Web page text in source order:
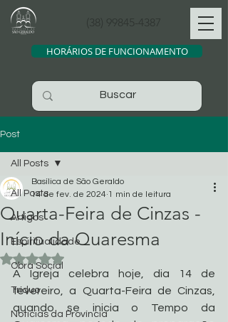
(38) 99845-4387
HORÁRIOS DE FUNCIONAMENTO
Post
All Posts
Artigos
Espiritualidade
Obra Social
Tríduo
Noticias da Província
All Posts
Quarta-Feira de Cinzas -
Início da Quaresma
Basílica de São Geraldo
14 de fev. de 2024 1 min de leitura
Avaliado com NaN de 5 estrelas.
A Igreja celebra hoje, dia 14 de
fevereiro, a Quarta-Feira de Cinzas,
quando se inicia o Tempo da